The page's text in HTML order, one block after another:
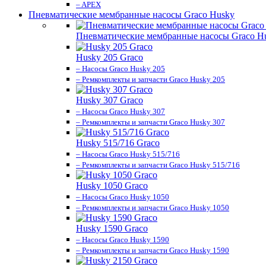
– APEX
Пневматические мембранные насосы Graco Husky
Пневматические мембранные насосы Graco
Husky 205 Graco
– Насосы Graco Husky 205
– Ремкомплекты и запчасти Graco Husky 205
Husky 307 Graco
– Насосы Graco Husky 307
– Ремкомплекты и запчасти Graco Husky 307
Husky 515/716 Graco
– Насосы Graco Husky 515/716
– Ремкомплекты и запчасти Graco Husky 515/716
Husky 1050 Graco
– Насосы Graco Husky 1050
– Ремкомплекты и запчасти Graco Husky 1050
Husky 1590 Graco
– Насосы Graco Husky 1590
– Ремкомплекты и запчасти Graco Husky 1590